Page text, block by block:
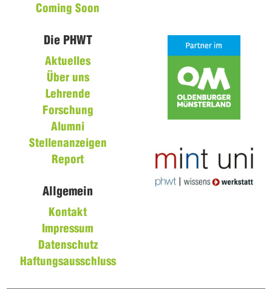
Coming Soon
Die PHWT
Aktuelles
Über uns
Lehrende
Forschung
Alumni
Stellenanzeigen
Report
Allgemein
Kontakt
Impressum
Datenschutz
Haftungsausschluss